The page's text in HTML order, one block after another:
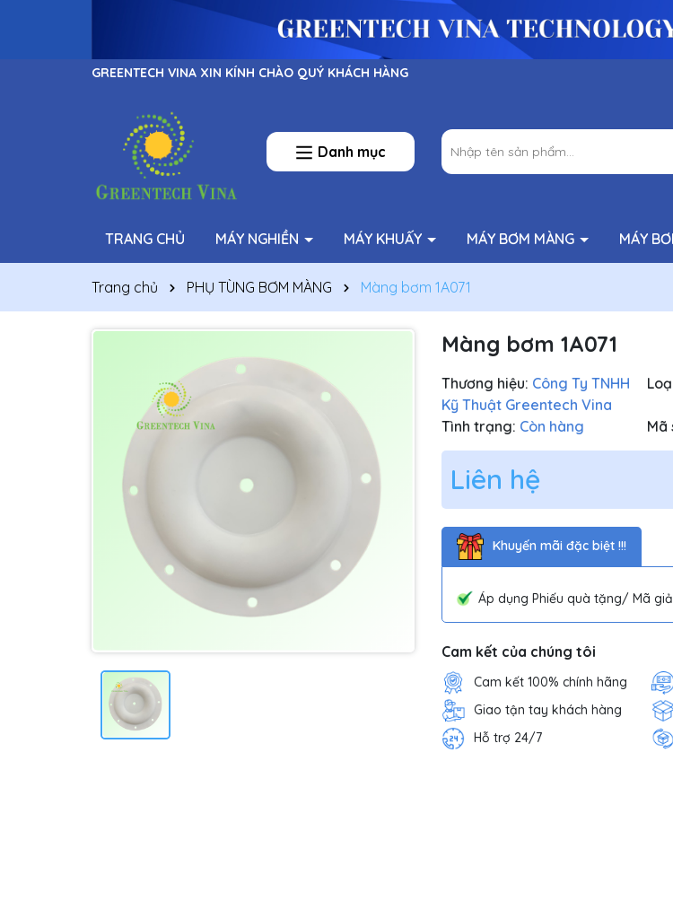
GREENTECH VINA XIN KÍNH CHÀO QUÝ KHÁCH HÀNG
Danh mục
TRANG CHỦ MÁY NGHIỀN MÁY KHUẤY MÁY BƠM MÀNG MÁY
Trang chủ PHỤ TÙNG BƠM MÀNG Màng bơm 1A071
Màng bơm 1A071
Thương hiệu: Công Ty TNHH
Kỹ Thuật Greentech Vina
Tình trạng: Còn hàng Mã
Liên hệ
Khuyến mãi đặc biệt !!!
Áp dụng Phiếu quà tặng/ Mã
Cam kết của chúng tôi
Cam kết 100% chính hãng
Giao tận tay khách hàng
Hỗ trợ 24/7